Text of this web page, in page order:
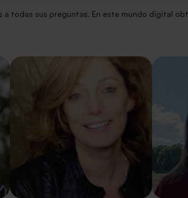
todas sus preguntas. En este mundo digital